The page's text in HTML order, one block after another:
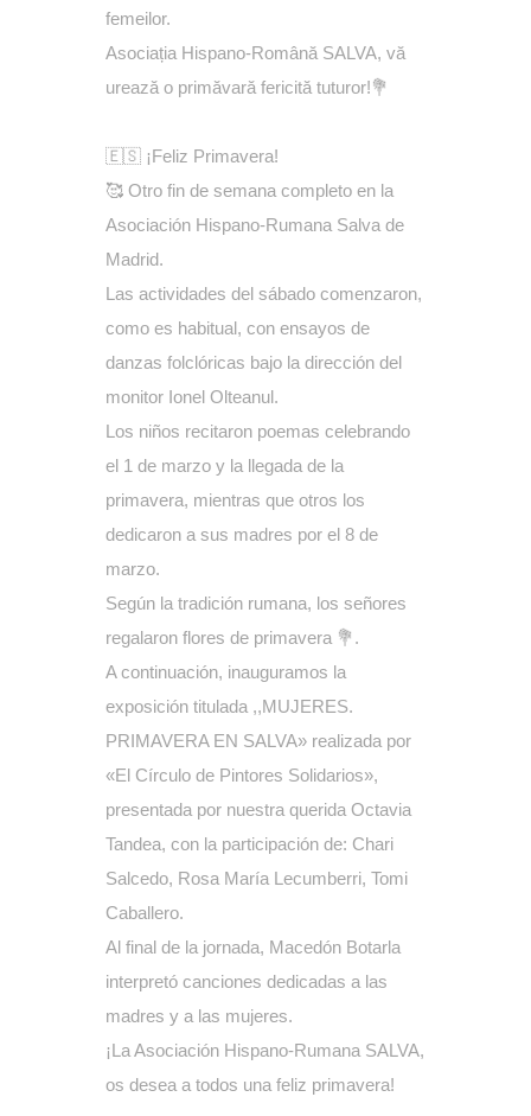
femeilor.
Asociația Hispano-Română SALVA, vă
urează o primăvară fericită tuturor!💐
🇪🇸 ¡Feliz Primavera!
🥰 Otro fin de semana completo en la
Asociación Hispano-Rumana Salva de
Madrid.
Las actividades del sábado comenzaron,
como es habitual, con ensayos de
danzas folclóricas bajo la dirección del
monitor Ionel Olteanul.
Los niños recitaron poemas celebrando
el 1 de marzo y la llegada de la
primavera, mientras que otros los
dedicaron a sus madres por el 8 de
marzo.
Según la tradición rumana, los señores
regalaron flores de primavera 💐.
A continuación, inauguramos la
exposición titulada ,,MUJERES.
PRIMAVERA EN SALVA» realizada por
«El Círculo de Pintores Solidarios»,
presentada por nuestra querida Octavia
Tandea, con la participación de: Chari
Salcedo, Rosa María Lecumberri, Tomi
Caballero.
Al final de la jornada, Macedón Botarla
interpretó canciones dedicadas a las
madres y a las mujeres.
¡La Asociación Hispano-Rumana SALVA,
os desea a todos una feliz primavera!